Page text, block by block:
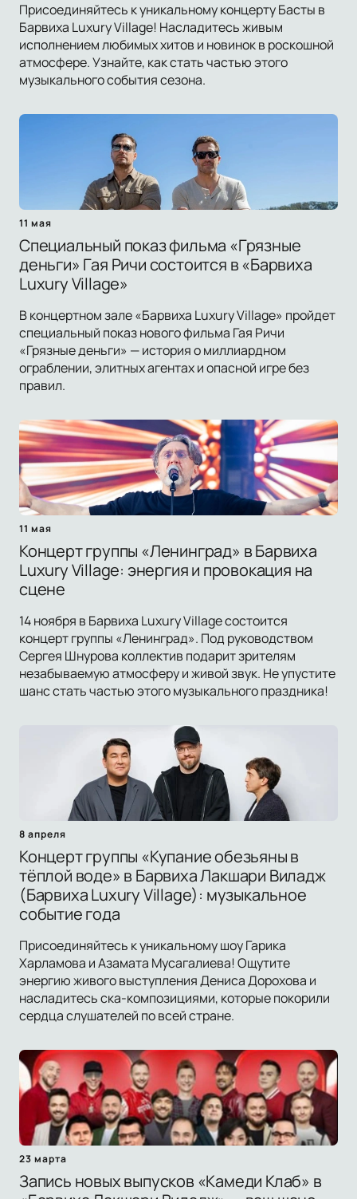
Присоединяйтесь к уникальному концерту Басты в
Барвиха Luxury Village! Насладитесь живым
исполнением любимых хитов и новинок в роскошной
атмосфере. Узнайте, как стать частью этого
музыкального события сезона.
11 мая
Специальный показ фильма «Грязные
деньги» Гая Ричи состоится в «Барвиха
Luxury Village»
В концертном зале «Барвиха Luxury Village» пройдет
специальный показ нового фильма Гая Ричи
«Грязные деньги» — история о миллиардном
ограблении, элитных агентах и опасной игре без
правил.
11 мая
Концерт группы «Ленинград» в Барвиха
Luxury Village: энергия и провокация на
сцене
14 ноября в Барвиха Luxury Village состоится
концерт группы «Ленинград». Под руководством
Сергея Шнурова коллектив подарит зрителям
незабываемую атмосферу и живой звук. Не упустите
шанс стать частью этого музыкального праздника!
8 апреля
Концерт группы «Купание обезьяны в
тёплой воде» в Барвиха Лакшари Виладж
(Барвиха Luxury Village): музыкальное
событие года
Присоединяйтесь к уникальному шоу Гарика
Харламова и Азамата Мусагалиева! Ощутите
энергию живого выступления Дениса Дорохова и
насладитесь ска-композициями, которые покорили
сердца слушателей по всей стране.
23 марта
Запись новых выпусков «Камеди Клаб» в